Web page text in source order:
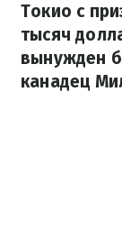
Токио с
тысяч
вынужден
канадец